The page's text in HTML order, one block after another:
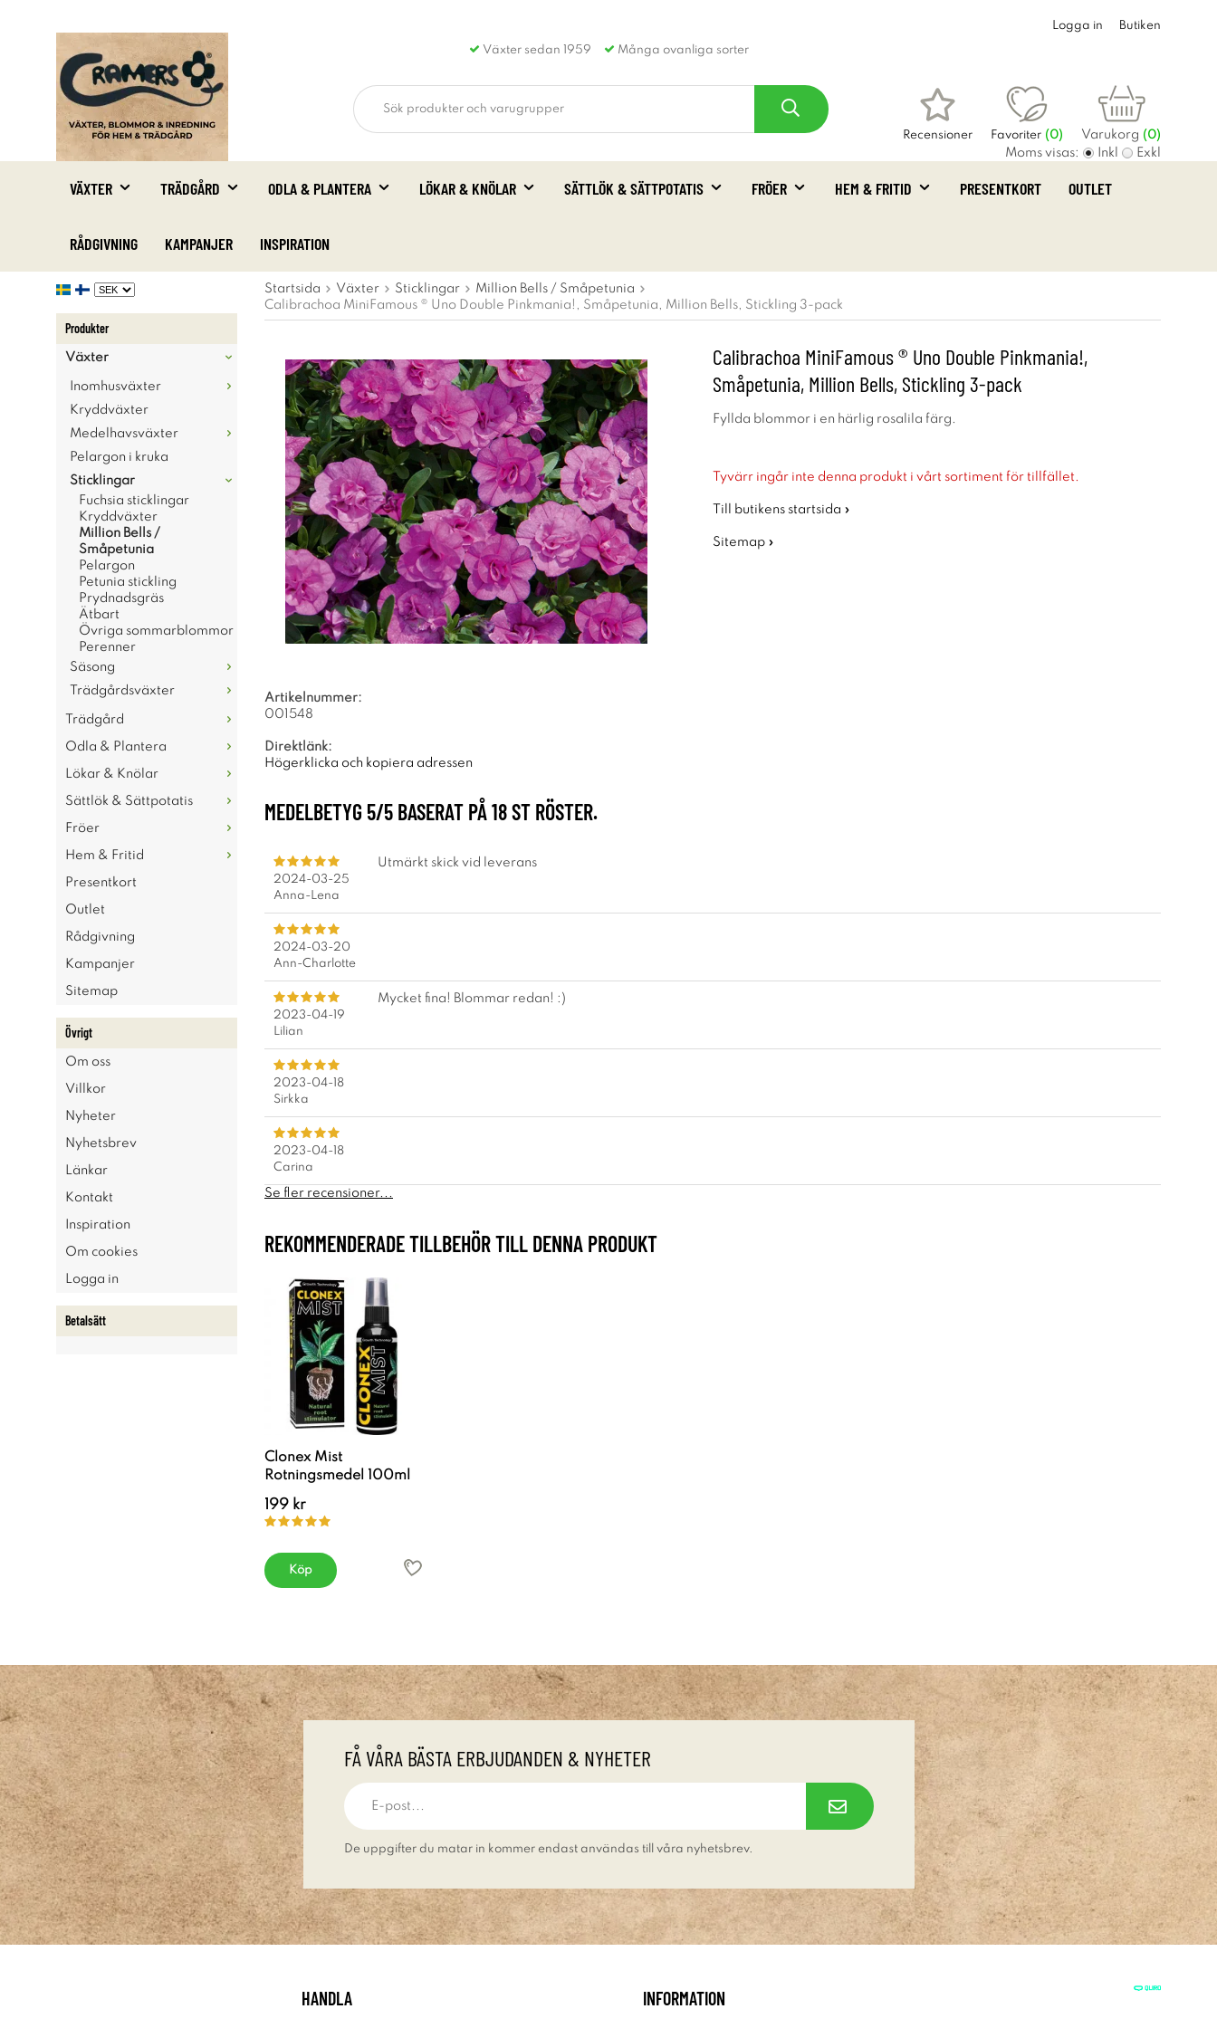
Växter sedan 1959 Många ovanliga sorter
Logga in Butiken
Recensioner Favoriter (0) Varukorg (0)
Moms visas: Inkl Exkl
VÄXTER TRÄDGÅRD ODLA & PLANTERA LÖKAR & KNÖLAR SÄTTLÖK & SÄTTPOTATIS FRÖER HEM & FRITID PRESENTKORT OUTLET
RÅDGIVNING KAMPANJER INSPIRATION
Produkter
Växter
Inomhusväxter
Kryddväxter
Medelhavsväxter
Pelargon i kruka
Sticklingar
Fuchsia sticklingar
Kryddväxter
Million Bells /
Småpetunia
Pelargon
Petunia stickling
Prydnadsgräs
Ätbart
Övriga sommarblommor
Perenner
Säsong
Trädgårdsväxter
Trädgård
Odla & Plantera
Lökar & Knölar
Sättlök & Sättpotatis
Fröer
Hem & Fritid
Presentkort
Outlet
Rådgivning
Kampanjer
Sitemap
Övrigt
Om oss
Villkor
Nyheter
Nyhetsbrev
Länkar
Kontakt
Inspiration
Om cookies
Logga in
Betalsätt
Startsida Växter Sticklingar
Million Bells / Småpetunia
Calibrachoa MiniFamous ® Uno Double Pinkmania!, Småpetunia, Million Bells, Stickling 3-pack
Calibrachoa MiniFamous ® Uno Double Pinkmania!,
Småpetunia, Million Bells, Stickling 3-pack
Fyllda blommor i en härlig rosalila färg.
Tyvärr ingår inte denna produkt i vårt sortiment för tillfället.
Till butikens startsida »
Sitemap »
Artikelnummer:
001548
Direktlänk:
Högerklicka och kopiera adressen
MEDELBETYG 5/5 BASERAT PÅ18ST RÖSTER.
2024-03-25
Anna-Lena
Utmärkt skick vid leverans
2024-03-20
Ann-Charlotte
2023-04-19
Lilian
Mycket fina! Blommar redan! :)
2023-04-18
Sirkka
2023-04-18
Carina
Se fler recensioner...
REKOMMENDERADE TILLBEHÖR TILL DENNA PRODUKT
Clonex Mist
Rotningsmedel 100ml
199 kr
Köp
FÅ VÅRA BÄSTA ERBJUDANDEN & NYHETER
De uppgifter du matar in kommer endast användas till våra nyhetsbrev.
HANDLA INFORMATION